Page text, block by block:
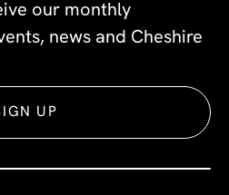
our monthly
news and Cheshire
UP